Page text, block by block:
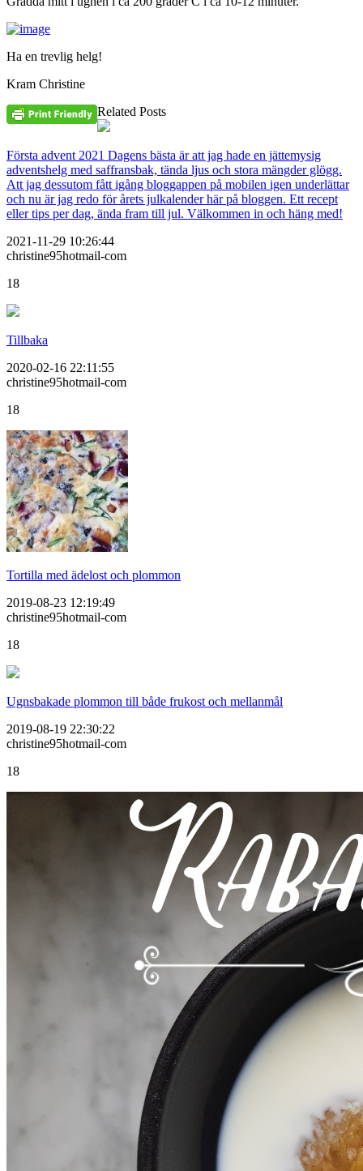
Ha en trevlig helg!
Kram Christine
Related Posts
Första advent 2021 Dagens bästa är att jag hade en jättemysig
adventshelg med saffransbak, tända ljus och stora mängder glögg.
Att jag dessutom fått igång bloggappen på mobilen igen underlättar
och nu är jag redo för årets julkalender här på bloggen. Ett recept
eller tips per dag, ända fram till jul. Välkommen in och häng med!
2021-11-29 10:26:44
christine95hotmail-com
18
Tillbaka
2020-02-16 22:11:55
christine95hotmail-com
18
Tortilla med ädelost och plommon
2019-08-23 12:19:49
christine95hotmail-com
18
Ugnsbakade plommon till både frukost och mellanmål
2019-08-19 22:30:22
christine95hotmail-com
18